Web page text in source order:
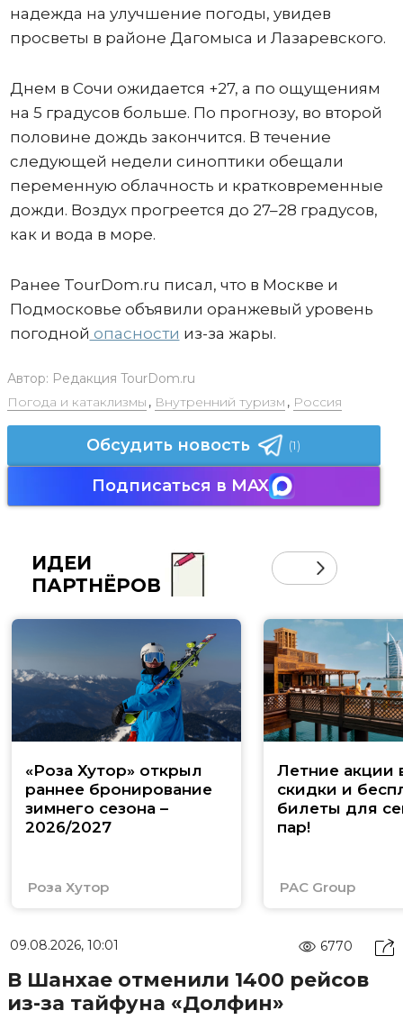
надежда на улучшение погоды, увидев
просветы в районе Дагомыса и Лазаревского.
Днем в Сочи ожидается +27, а по ощущениям
на 5 градусов больше. По прогнозу, во второй
половине дождь закончится. В течение
следующей недели синоптики обещали
переменную облачность и кратковременные
дожди. Воздух прогреется до 27–28 градусов,
как и вода в море.
Ранее TourDom.ru писал, что в Москве и
Подмосковье объявили оранжевый уровень
погодной опасности из-за жары.
Автор: Редакция TourDom.ru
Погода и катаклизмы , Внутренний туризм , Россия
Обсудить новость (1)
Подписаться в MAX
ИДЕИ
ПАРТНЁРОВ
«Роза Хутор» открыл
раннее бронирование
зимнего сезона –
2026/2027
Роза Хутор
Летние акции
скидки и
билеты для
пар!
PAC Group
09.08.2026, 10:01 6770
В Шанхае отменили 1400 рейсов
из-за тайфуна «Долфин»